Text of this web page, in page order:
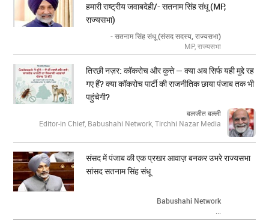
हमारी राष्ट्रीय जवाबदेही/- सतनाम सिंह संधू (MP,
राज्यसभा)
- सतनाम सिंह संधू (संसद सदस्य, राज्यसभा)
MP, राज्यसभा
तिरछी नज़र: कॉकरोच और कुत्ते — क्या अब सिर्फ यही मुद्दे रह
गए हैं? क्या कॉकरोच पार्टी की राजनीतिक छाया पंजाब तक भी
पहुंचेगी?
बलजीत बल्ली
Editor-in Chief, Babushahi Network, Tirchhi Nazar Media
संसद में पंजाब की एक प्रखर आवाज़ बनकर उभरे राज्यसभा
सांसद सतनाम सिंह संधू
Babushahi Network
...